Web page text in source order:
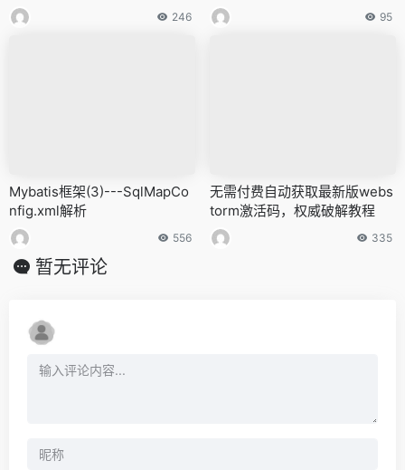
246 95
Mybatis框架(3)---SqlMapCo
nfig.xml解析
556
无需付费自动获取最新版webs
torm激活码，权威破解教程
335
暂无评论